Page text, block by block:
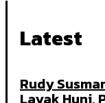
Latest
Rudy
Layak Huni,